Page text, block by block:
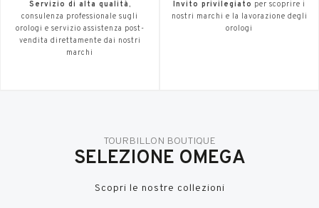
Servizio di alta qualità,
consulenza professionale sugli
orologi e servizio assistenza post-
vendita direttamente dai nostri
marchi
Invito privilegiato per scoprire i
nostri marchi e la lavorazione degli
orologi
TOURBILLON BOUTIQUE
SELEZIONE OMEGA
Scopri le nostre collezioni